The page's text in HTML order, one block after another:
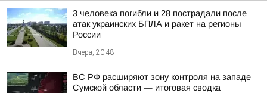
3 человека погибли и 28 пострадали после
атак украинских БПЛА и ракет на регионы
России
Вчера, 20:48
ВС РФ расширяют зону контроля на западе
Сумской области — итоговая сводка